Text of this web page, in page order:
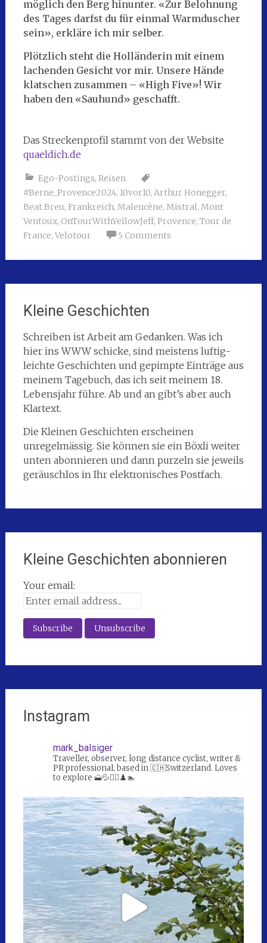
möglich den Berg hinunter. «Zur Belohnung
des Tages darfst du für einmal Warmduscher
sein», erkläre ich mir selber.
Plötzlich steht die Holländerin mit einem
lachenden Gesicht vor mir. Unsere Hände
klatschen zusammen – «High Five»! Wir
haben den «Sauhund» geschafft.
Das Streckenprofil stammt von der Website
quaeldich.de
Ego-Postings, Reisen
#Berne_Provence2024, 10vor10, Arthur Honegger,
Beat Breu, Frankreich, Malencène, Mistral, Mont
Ventoux, OnTourWithYellowJeff, Provence, Tour de
France, Velotour 5 Comments
Kleine Geschichten
Schreiben ist Arbeit am Gedanken. Was ich
hier ins WWW schicke, sind meistens luftig-
leichte Geschichten und gepimpte Einträge aus
meinem Tagebuch, das ich seit meinem 18.
Lebensjahr führe. Ab und an gibt’s aber auch
Klartext.
Die Kleinen Geschichten erscheinen
unregelmässig. Sie können sie ein Böxli weiter
unten abonnieren und dann purzeln sie jeweils
geräuschlos in Ihr elektronisches Postfach.
Kleine Geschichten abonnieren
Your email:
Instagram
mark_balsiger
Traveller, observer, long distance cyclist, writer &
PR professional, based in 🇨🇭Switzerland. Loves
to explore 🗻💦🚴‍♀️♟️🏊